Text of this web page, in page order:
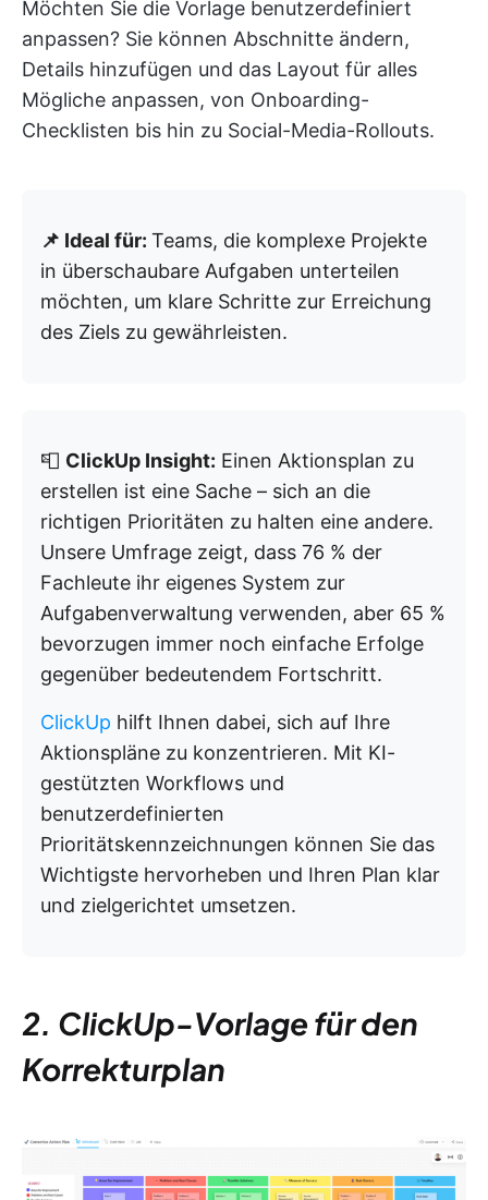
Möchten Sie die Vorlage benutzerdefiniert
anpassen? Sie können Abschnitte ändern,
Details hinzufügen und das Layout für alles
Mögliche anpassen, von Onboarding-
Checklisten bis hin zu Social-Media-Rollouts.
📌 Ideal für: Teams, die komplexe Projekte
in überschaubare Aufgaben unterteilen
möchten, um klare Schritte zur Erreichung
des Ziels zu gewährleisten.
📮 ClickUp Insight: Einen Aktionsplan zu
erstellen ist eine Sache – sich an die
richtigen Prioritäten zu halten eine andere.
Unsere Umfrage zeigt, dass 76 % der
Fachleute ihr eigenes System zur
Aufgabenverwaltung verwenden, aber 65 %
bevorzugen immer noch einfache Erfolge
gegenüber bedeutendem Fortschritt.
ClickUp hilft Ihnen dabei, sich auf Ihre
Aktionspläne zu konzentrieren. Mit KI-
gestützten Workflows und
benutzerdefinierten
Prioritätskennzeichnungen können Sie das
Wichtigste hervorheben und Ihren Plan klar
und zielgerichtet umsetzen.
2. ClickUp-Vorlage für den
Korrekturplan